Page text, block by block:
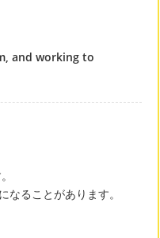
and working to
ることがあります。